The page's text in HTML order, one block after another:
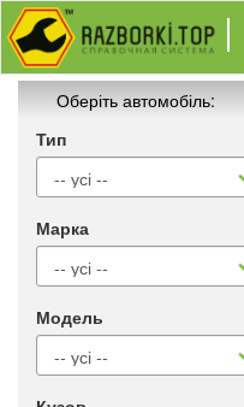
Оберіть автомобіль:
Тип
Марка
Модель